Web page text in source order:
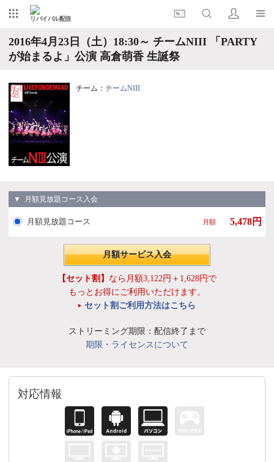
リバイバル配信
2016年4月23日（土）18:30～ チームNIII 「PARTY
が始まるよ」公演 高倉萌香 生誕祭
チーム： チームNIII
▼ 月額見放題コース入会
月額見放題コース 月額 5,478円
月額サービス入会
【セット割】 なら月額3,122円＋1,628円で
もっとお得にご利用いただけます。
セット割ご利用方法はこちら
ストリーミング期限：配信終了まで
期限・ライセンスについて
対応情報